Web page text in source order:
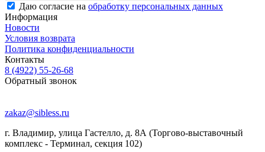
Даю согласие на обработку персональных данных
Информация
Новости
Условия возврата
Политика конфиденциальности
Контакты
8 (4922) 55-26-68
Обратный звонок
zakaz@sibless.ru
г. Владимир, улица Гастелло, д. 8А (Торгово-выставочный
комплекс - Терминал, секция 102)